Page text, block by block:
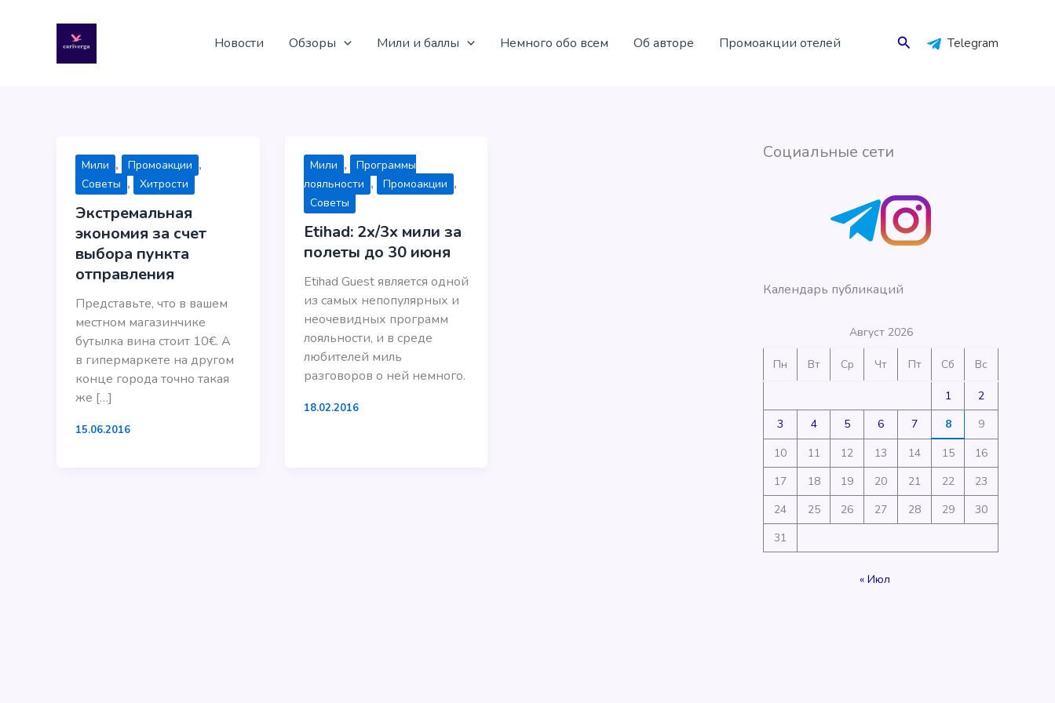
содержимому
Новости Обзоры Мили и баллы Немного обо всем Об авторе Промоакции отелей Поиск Telegram
Мили , Промоакции ,
Советы , Хитрости
Экстремальная
экономия за счет
выбора пункта
отправления
Представьте, что в вашем
местном магазинчике
бутылка вина стоит 10€. А
в гипермаркете на другом
конце города точно такая
же […]
15.06.2016
Мили ,
Программы
лояльности , Промоакции ,
Советы
Etihad: 2x/3x мили за
полеты до 30 июня
Etihad Guest является одной
из самых непопулярных и
неочевидных программ
лояльности, и в среде
любителей миль
разговоров о ней немного.
18.02.2016
Социальные сети
Календарь публикаций
Август 2026
Пн Вт Ср Чт Пт Сб Вс
1
2
3
4 5 6 7 8
9
10
11 12 13 14 15
16
17
18 19 20 21 22
23
24
25 26 27 28 29
30
31
« Июл